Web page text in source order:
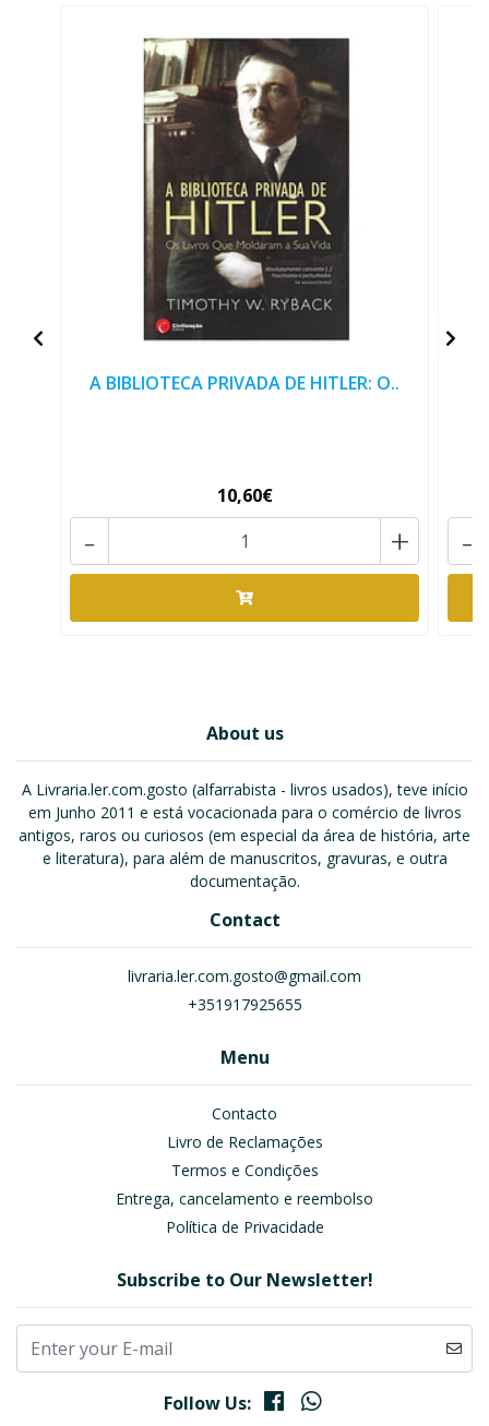
A BIBLIOTECA PRIVADA DE HITLER: O..
10,60€
+
- -
About us
A Livraria.ler.com.gosto (alfarrabista - livros usados), teve início
em Junho 2011 e está vocacionada para o comércio de livros
antigos, raros ou curiosos (em especial da área de história, arte
e literatura), para além de manuscritos, gravuras, e outra
documentação.
Contact
livraria.ler.com.gosto@gmail.com
+351917925655
Menu
Contacto
Livro de Reclamações
Termos e Condições
Entrega, cancelamento e reembolso
Política de Privacidade
Subscribe to Our Newsletter!
Follow Us: